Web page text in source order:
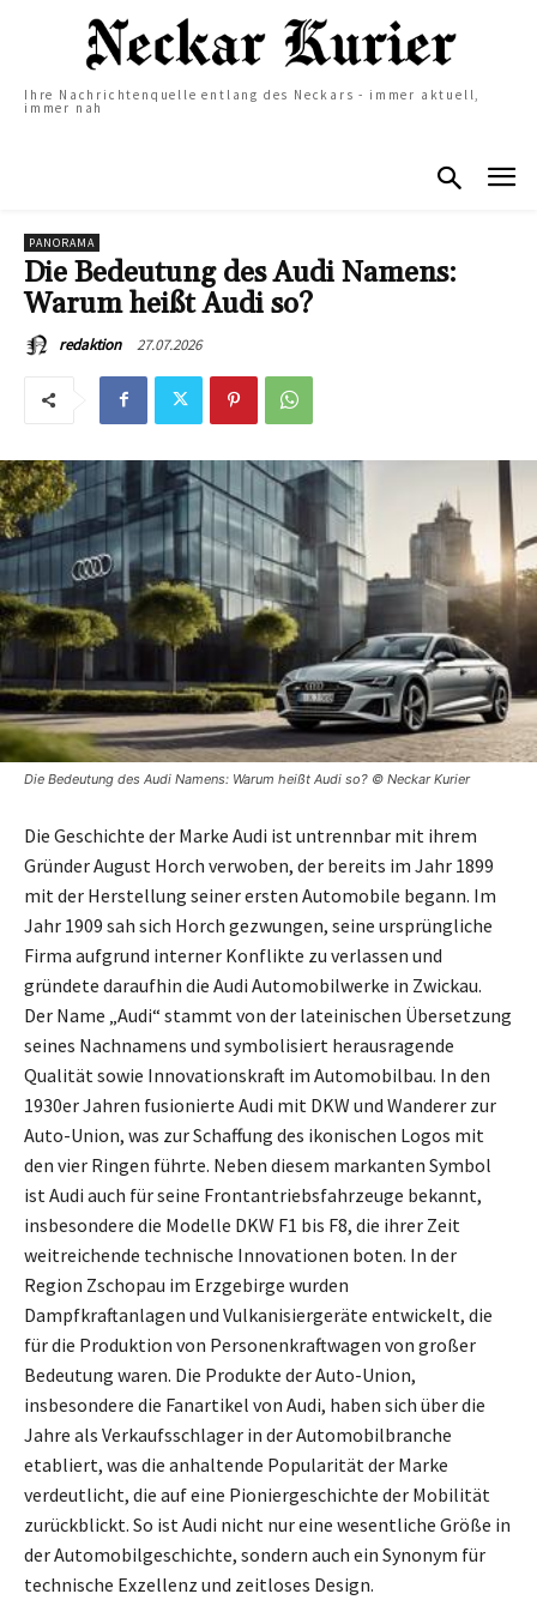
Ihre Nachrichtenquelle entlang des Neckars - immer aktuell,
immer nah
PANORAMA
Die Bedeutung des Audi Namens:
Warum heißt Audi so?
redaktion 27.07.2026
Die Bedeutung des Audi Namens: Warum heißt Audi so? © Neckar Kurier
Die Geschichte der Marke Audi ist untrennbar mit ihrem
Gründer August Horch verwoben, der bereits im Jahr 1899
mit der Herstellung seiner ersten Automobile begann. Im
Jahr 1909 sah sich Horch gezwungen, seine ursprüngliche
Firma aufgrund interner Konflikte zu verlassen und
gründete daraufhin die Audi Automobilwerke in Zwickau.
Der Name „Audi“ stammt von der lateinischen Übersetzung
seines Nachnamens und symbolisiert herausragende
Qualität sowie Innovationskraft im Automobilbau. In den
1930er Jahren fusionierte Audi mit DKW und Wanderer zur
Auto-Union, was zur Schaffung des ikonischen Logos mit
den vier Ringen führte. Neben diesem markanten Symbol
ist Audi auch für seine Frontantriebsfahrzeuge bekannt,
insbesondere die Modelle DKW F1 bis F8, die ihrer Zeit
weitreichende technische Innovationen boten. In der
Region Zschopau im Erzgebirge wurden
Dampfkraftanlagen und Vulkanisiergeräte entwickelt, die
für die Produktion von Personenkraftwagen von großer
Bedeutung waren. Die Produkte der Auto-Union,
insbesondere die Fanartikel von Audi, haben sich über die
Jahre als Verkaufsschlager in der Automobilbranche
etabliert, was die anhaltende Popularität der Marke
verdeutlicht, die auf eine Pioniergeschichte der Mobilität
zurückblickt. So ist Audi nicht nur eine wesentliche Größe in
der Automobilgeschichte, sondern auch ein Synonym für
technische Exzellenz und zeitloses Design.